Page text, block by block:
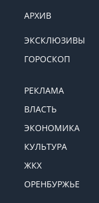
АРХИВ
ЭКСКЛЮЗИВЫ
ГОРОСКОП
РЕКЛАМА
ВЛАСТЬ
ЭКОНОМИКА
КУЛЬТУРА
ЖКХ
ОРЕНБУРЖЬЕ